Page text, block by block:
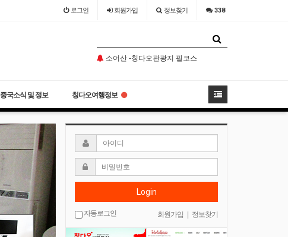
로그인 회원가입 정보찾기 338
오늘도 농어찜
소어산 -칭다오관광지 필코스
중국소식 및 정보 칭다오여행정보
Login
자동로그인 회원가입 정보찾기